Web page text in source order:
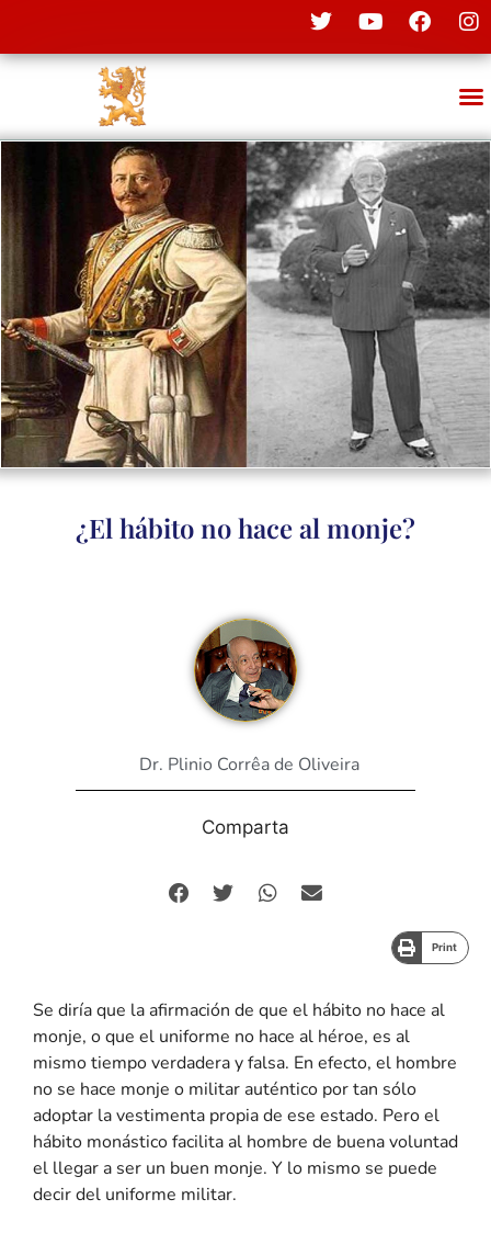
¿El hábito no hace al monje?
Dr. Plinio Corrêa de Oliveira
Comparta
Print
Se diría que la afirmación de que el hábito no hace al
monje, o que el uniforme no hace al héroe, es al
mismo tiempo verdadera y falsa. En efecto, el hombre
no se hace monje o militar auténtico por tan sólo
adoptar la vestimenta propia de ese estado. Pero el
hábito monástico facilita al hombre de buena voluntad
el llegar a ser un buen monje. Y lo mismo se puede
decir del uniforme militar.